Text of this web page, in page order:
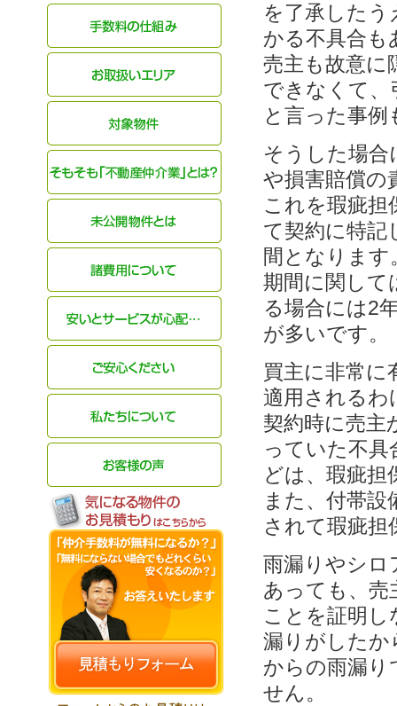
を了承した
かる不具合も
売主も故意に
できなくて、
と言った事
そうした場合
や損害賠償の
これを瑕疵担
て契約に特記
間となります
期間に関して
る場合には2
が多いです。
買主に非常に
適用されるわ
契約時に売主
っていた不具
どは、瑕疵担
また、付帯
されて瑕疵
雨漏りやシロ
あっても、売
ことを証明
漏りがしたか
からの雨漏り
せん。